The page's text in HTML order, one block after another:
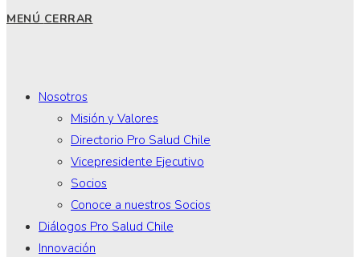
MENÚ CERRAR
Nosotros
Misión y Valores
Directorio Pro Salud Chile
Vicepresidente Ejecutivo
Socios
Conoce a nuestros Socios
Diálogos Pro Salud Chile
Innovación